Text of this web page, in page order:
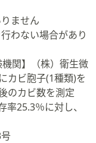
ません
わない場合があり
関】（株）衛生微
カビ胞子(1種類)を
のカビ数を測定
率25.3％に対し、